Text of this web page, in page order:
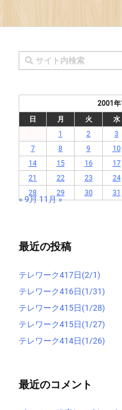
2001年
日
月 火 水
1
2 3
7
8 9 10
14
15 16 17
21
22 23 24
28
29 30 31
« 9月11月 »
最近の投稿
テレワーク417日(2/1)
テレワーク416日(1/31)
テレワーク415日(1/28)
テレワーク415日(1/27)
テレワーク414日(1/26)
最近のコメント